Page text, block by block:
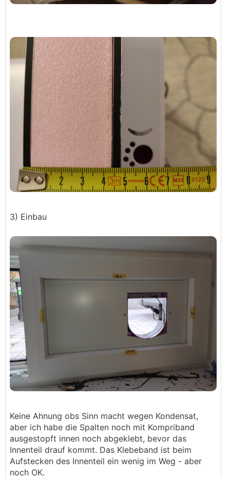
3) Einbau
Keine Ahnung obs Sinn macht wegen Kondensat,
aber ich habe die Spalten noch mit Kompriband
ausgestopft innen noch abgeklebt, bevor das
Innenteil drauf kommt. Das Klebeband ist beim
Aufstecken des Innenteil ein wenig im Weg - aber
noch OK.